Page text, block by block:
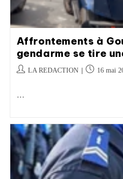
Affrontements à
gendarme se tire
LA REDACTION 16 mai
…